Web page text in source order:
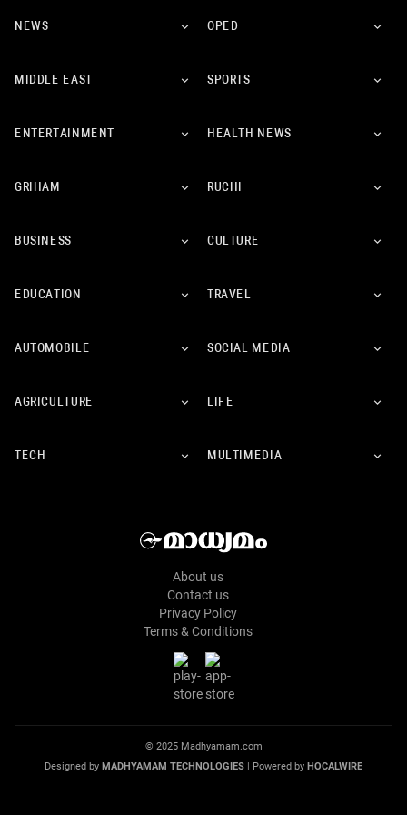
NEWS OPED
MIDDLE EAST SPORTS
ENTERTAINMENT HEALTH NEWS
GRIHAM RUCHI
BUSINESS CULTURE
EDUCATION TRAVEL
AUTOMOBILE SOCIAL MEDIA
AGRICULTURE LIFE
TECH MULTIMEDIA
About us
Contact us
Privacy Policy
Terms & Conditions
© 2025 Madhyamam.com
Designed by MADHYAMAM TECHNOLOGIES | Powered by HOCALWIRE